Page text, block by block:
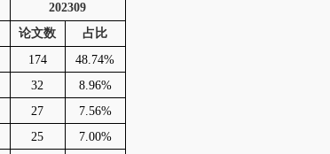
202309
论文数
占比
174
48.74%
32
8.96%
27
7.56%
25
7.00%